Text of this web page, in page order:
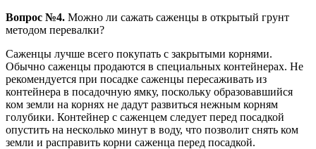
Вопрос №4. Можно ли сажать саженцы в открытый грунт
методом перевалки?
Саженцы лучше всего покупать с закрытыми корнями.
Обычно саженцы продаются в специальных контейнерах. Не
рекомендуется при посадке саженцы пересаживать из
контейнера в посадочную ямку, поскольку образовавшийся
ком земли на корнях не дадут развиться нежным корням
голубики. Контейнер с саженцем следует перед посадкой
опустить на несколько минут в воду, что позволит снять ком
земли и расправить корни саженца перед посадкой.